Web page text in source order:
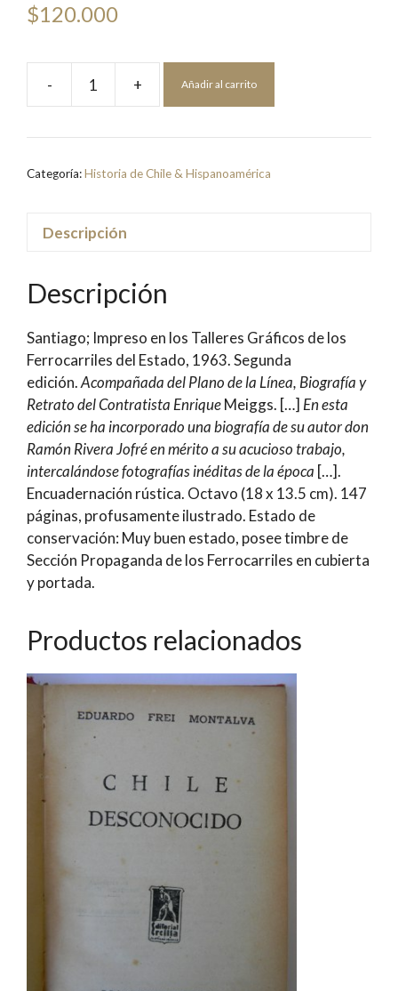
$120.000
-
del
entre
Ramón
Jofré
cantidad
+ Añadir al carrito
Categoría:Historia de Chile & Hispanoamérica
Descripción
Descripción
Santiago; Impreso en los Talleres Gráficos de los
Ferrocarriles del Estado, 1963. Segunda
edición.Acompañada del Plano de la Línea, Biografía y
Retrato del Contratista EnriqueMeiggs. […] En esta
edición se ha incorporado una biografía de su autor don
Ramón Rivera Jofré en mérito a su acucioso trabajo,
intercalándose fotografías inéditas de la época […].
Encuadernación rústica. Octavo (18 x 13.5 cm). 147
páginas, profusamente ilustrado. Estado de
conservación: Muy buen estado, posee timbre de
Sección Propaganda de los Ferrocarriles en cubierta
y portada.
Productos relacionados